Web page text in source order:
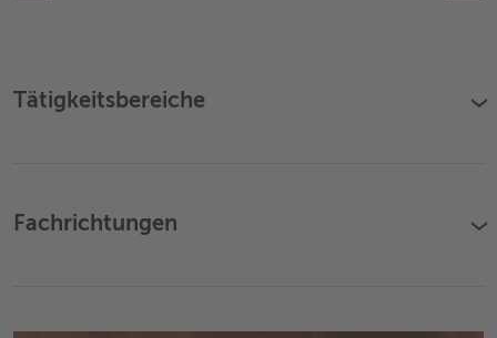
Bitte lesen Sie die Details durch und
Mehr Informationen
Tätigkeitsbereiche ›
Fachrichtungen ›